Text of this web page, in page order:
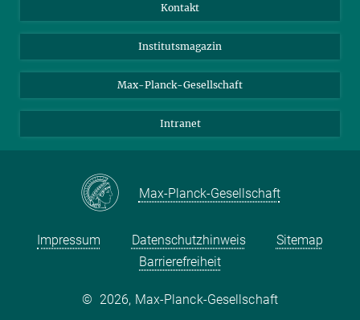
Schulen
Studierende
Facebook
YouTube
Kontakt
Institutsmagazin
Max-Planck-Gesellschaft
Intranet
Max-Planck-Gesellschaft
Impressum Datenschutzhinweis
Sitemap
Barrierefreiheit
© 2026, Max-Planck-Gesellschaft